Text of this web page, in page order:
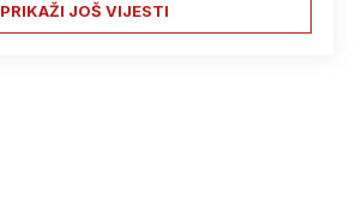
PRIKAŽI JOŠ VIJESTI